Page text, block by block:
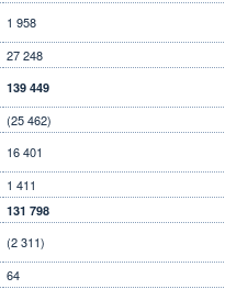
1 958
27 248
139 449
(25 462)
16 401
1 411
131 798
(2 311)
64